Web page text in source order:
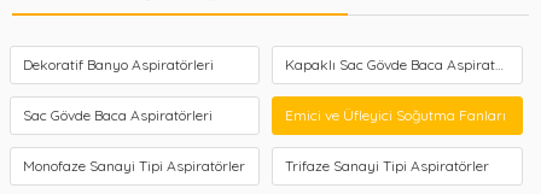
Dekoratif Banyo Aspiratörleri Kapaklı Sac Gövde Baca Aspiratörleri
Sac Gövde Baca Aspiratörleri Emici ve Üfleyici Soğutma Fanları
Monofaze Sanayi Tipi Aspiratörler Trifaze Sanayi Tipi Aspiratörler